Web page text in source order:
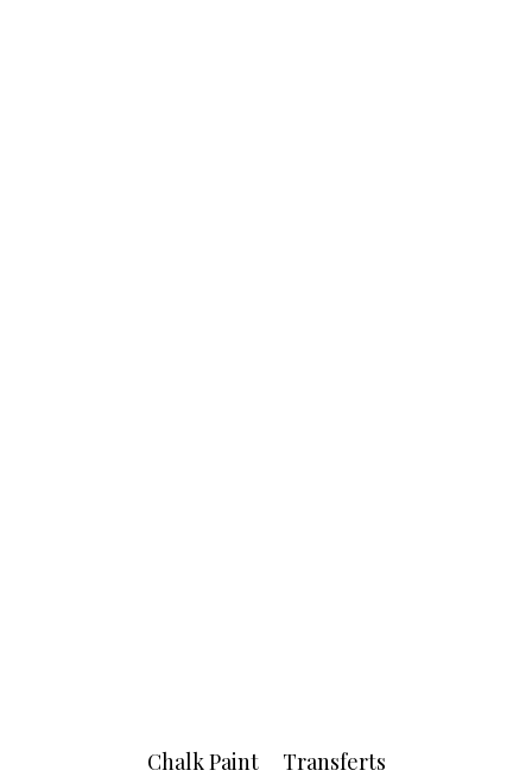
Chalk Paint
Transferts